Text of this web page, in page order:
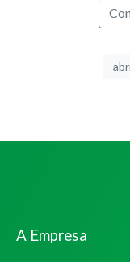
A Empresa